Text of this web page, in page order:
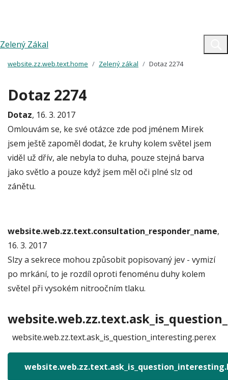
Zelený Zákal
website.zz.web.text.home Zelený zákal Dotaz 2274
Dotaz 2274
Dotaz, 16. 3. 2017
Omlouvám se, ke své otázce zde pod jménem Mirek
jsem ještě zapoměl dodat, že kruhy kolem světel jsem
viděl už dřív, ale nebyla to duha, pouze stejná barva
jako světlo a pouze když jsem měl oči plné slz od
zánětu.
website.web.zz.text.consultation_responder_name,
16. 3. 2017
Slzy a sekrece mohou způsobit popisovaný jev - vymizí
po mrkání, to je rozdíl oproti fenoménu duhy kolem
světel při vysokém nitroočním tlaku.
website.web.zz.text.ask_is_question_interesting.perex